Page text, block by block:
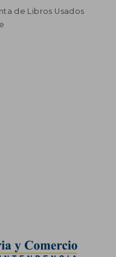
de Libros Usados